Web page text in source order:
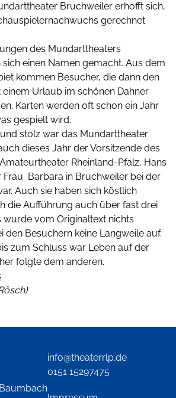
Bruchweiler erhofft sich,
gerechnet
des Mundarttheaters
einen Namen gemacht. Aus dem
kommen Besucher, die dann den
Urlaub im schönen Dahner
Karten werden oft schon ein Jahr
gespielt wird.
stolz war das Mundarttheater
dieses Jahr der Vorsitzende des
Rheinland-Pfalz, Hans
Frau Barbara in Bruchweiler bei der
Auch sie haben sich köstlich
die Aufführung auch über fast drei
wurde vom Originaltext nichts
den Besuchern keine Langweile auf.
zum Schluss war Leben auf der
folgte dem anderen.
info@theaterrlp.de
0151 15297475